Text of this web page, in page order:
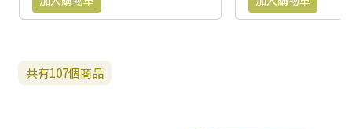
共有107個商品